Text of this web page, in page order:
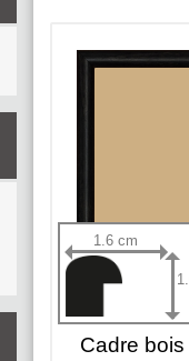
1.6 cm
Cadre